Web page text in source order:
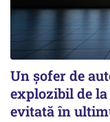
Un șofer de
explozibil de
evitată în